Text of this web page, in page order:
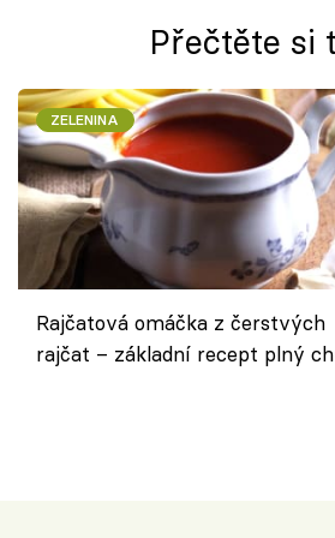
Přečtěte si
ZELENINA
Rajčatová omáčka z čerstvých
rajčat – základní recept plný